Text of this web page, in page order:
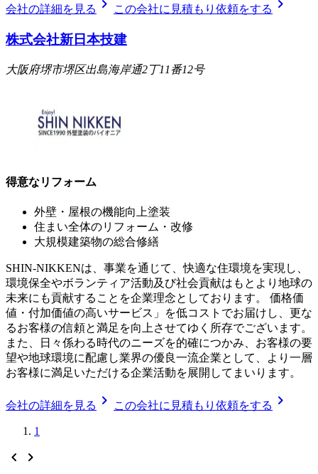
会社の詳細を見る chevron_right この会社に見積もり依頼をする chevron_right
株式会社新日本技建
大阪府堺市堺区出島海岸通2丁11番12号
得意なリフォーム
外壁・屋根の機能向上塗装
住まい全体のリフォーム・改修
大規模建築物の総合修繕
SHIN-NIKKENは、事業を通じて、快適な住環境を実現し、
環境保全やボランティア活動及び社会貢献はもとより地球の
未来にも貢献することを企業理念としております。 価格価
値・付加価値の高いサービス」を低コストでお届けし、更な
るお客様の信頼と満足を向上させてゆく所存でございます。
また、日々係わる時代のニーズを的確につかみ、お客様の要
望や地球環境に配慮し業界の優良一流企業として、より一層
お客様に満足いただける企業活動を展開してまいります。
会社の詳細を見る chevron_right この会社に見積もり依頼をする chevron_right
1
chevron_left chevron_right